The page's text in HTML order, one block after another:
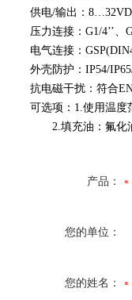
供电/输出：
压力连接： G1/4’’、
电气连接：
外壳防护： IP54/
抗电磁干扰：符合
可选项： 1.使用温度
2.填充油：氟化
产品：
您的单位：
您的姓名：